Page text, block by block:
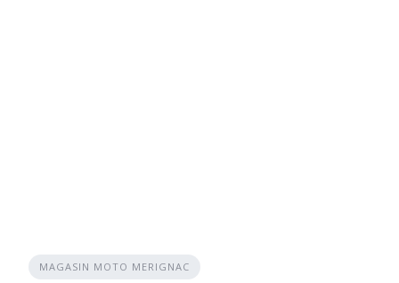
MAGASIN MOTO MERIGNAC